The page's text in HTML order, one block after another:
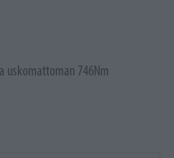
uskomattoman 746Nm